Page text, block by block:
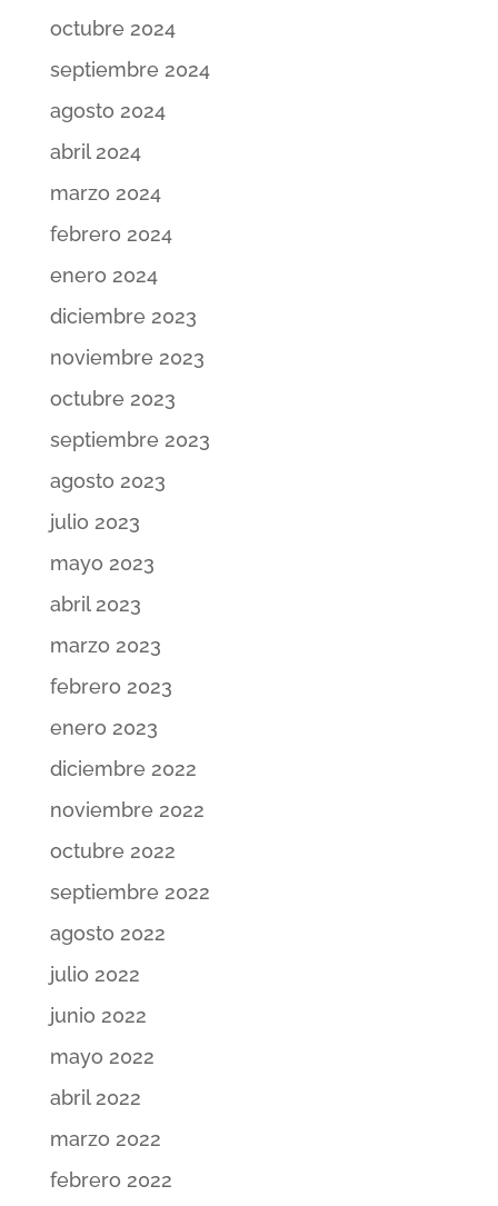
octubre 2024
septiembre 2024
agosto 2024
abril 2024
marzo 2024
febrero 2024
enero 2024
diciembre 2023
noviembre 2023
octubre 2023
septiembre 2023
agosto 2023
julio 2023
mayo 2023
abril 2023
marzo 2023
febrero 2023
enero 2023
diciembre 2022
noviembre 2022
octubre 2022
septiembre 2022
agosto 2022
julio 2022
junio 2022
mayo 2022
abril 2022
marzo 2022
febrero 2022